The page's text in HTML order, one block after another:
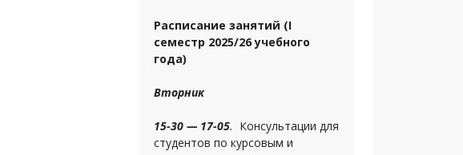
Расписание занятий (I
семестр 2025/26 учебного
года)
Вторник
15-30 — 17-05. Консультации для
студентов по курсовым и